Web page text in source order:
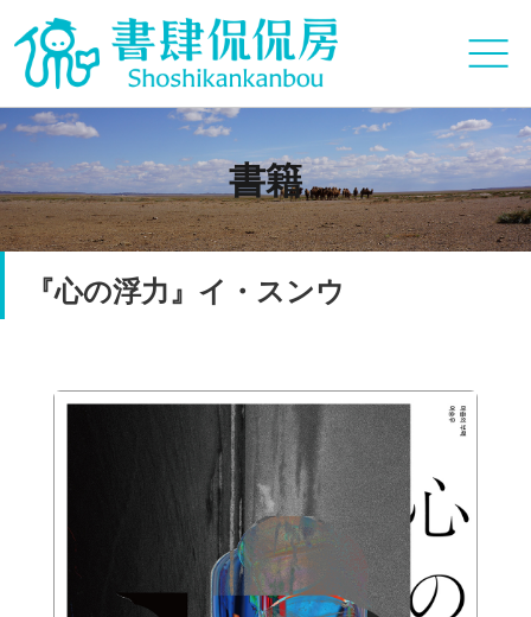
書籍
『心の浮力』イ・スンウ